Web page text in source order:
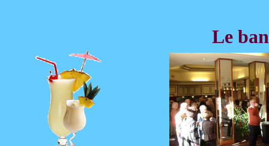
Le